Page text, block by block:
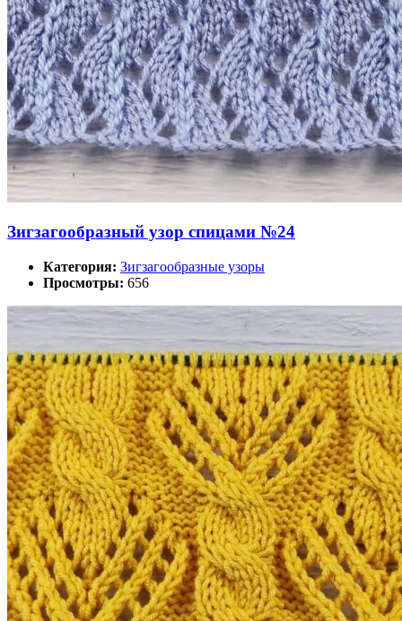
Зигзагообразный узор спицами №24
Категория: Зигзагообразные узоры
Просмотры: 656